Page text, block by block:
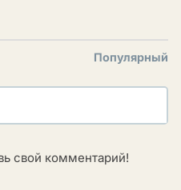
Популярный
свой комментарий!